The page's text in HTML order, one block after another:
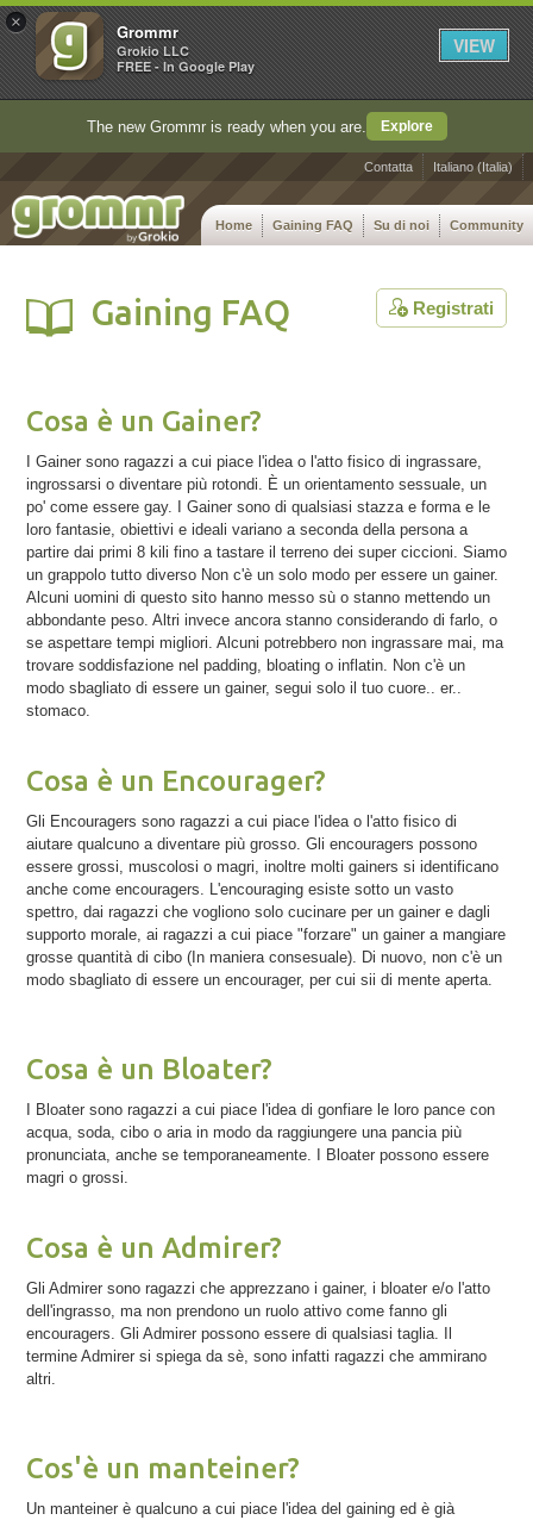
× Grommr
Grokio LLC
FREE - In Google Play
VIEW
The new Grommr is ready when you are. Explore
Contatta Italiano (Italia)
Home Gaining FAQ Su di noi Community
Registrati
Gaining FAQ
Cosa è un Gainer?
I Gainer sono ragazzi a cui piace l'idea o l'atto fisico di ingrassare,
ingrossarsi o diventare più rotondi. È un orientamento sessuale, un
po' come essere gay. I Gainer sono di qualsiasi stazza e forma e le
loro fantasie, obiettivi e ideali variano a seconda della persona a
partire dai primi 8 kili fino a tastare il terreno dei super ciccioni. Siamo
un grappolo tutto diverso Non c'è un solo modo per essere un gainer.
Alcuni uomini di questo sito hanno messo sù o stanno mettendo un
abbondante peso. Altri invece ancora stanno considerando di farlo, o
se aspettare tempi migliori. Alcuni potrebbero non ingrassare mai, ma
trovare soddisfazione nel padding, bloating o inflatin. Non c'è un
modo sbagliato di essere un gainer, segui solo il tuo cuore.. er..
stomaco.
Cosa è un Encourager?
Gli Encouragers sono ragazzi a cui piace l'idea o l'atto fisico di
aiutare qualcuno a diventare più grosso. Gli encouragers possono
essere grossi, muscolosi o magri, inoltre molti gainers si identificano
anche come encouragers. L'encouraging esiste sotto un vasto
spettro, dai ragazzi che vogliono solo cucinare per un gainer e dagli
supporto morale, ai ragazzi a cui piace "forzare" un gainer a mangiare
grosse quantità di cibo (In maniera consesuale). Di nuovo, non c'è un
modo sbagliato di essere un encourager, per cui sii di mente aperta.
Cosa è un Bloater?
I Bloater sono ragazzi a cui piace l'idea di gonfiare le loro pance con
acqua, soda, cibo o aria in modo da raggiungere una pancia più
pronunciata, anche se temporaneamente. I Bloater possono essere
magri o grossi.
Cosa è un Admirer?
Gli Admirer sono ragazzi che apprezzano i gainer, i bloater e/o l'atto
dell'ingrasso, ma non prendono un ruolo attivo come fanno gli
encouragers. Gli Admirer possono essere di qualsiasi taglia. Il
termine Admirer si spiega da sè, sono infatti ragazzi che ammirano
altri.
Cos'è un manteiner?
Un manteiner è qualcuno a cui piace l'idea del gaining ed è già